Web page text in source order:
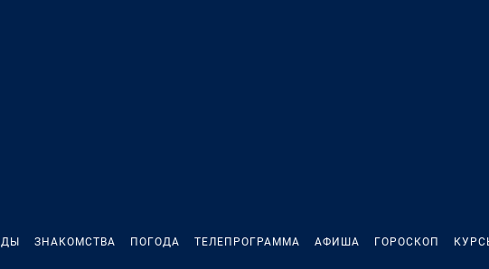
ЗНАКОМСТВА ПОГОДА ТЕЛЕПРОГРАММА АФИША ГОРОСКОП